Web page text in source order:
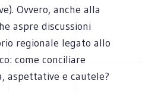
Ovvero, anche alla
aspre discussioni
regionale legato allo
come conciliare
aspettative e cautele?